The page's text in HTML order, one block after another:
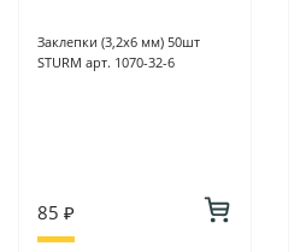
Заклепки (3,2х6 мм) 50шт
STURM арт. 1070-32-6
85 ₽